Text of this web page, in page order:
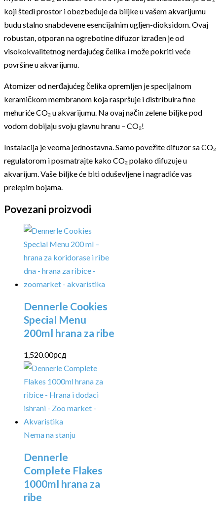
koji štedi prostor i obezbeđuje da biljke u vašem akvarijumu
budu stalno snabdevene esencijalnim ugljen-dioksidom. Ovaj
robustan, otporan na ogrebotine difuzor izrađen je od
visokokvalitetnog nerđajućeg čelika i može pokriti veće
površine u akvarijumu.
Atomizer od nerđajućeg čelika opremljen je specijalnom
keramičkom membranom koja raspršuje i distribuira fine
mehuriće CO₂ u akvarijumu. Na ovaj način zelene biljke pod
vodom dobijaju svoju glavnu hranu – CO₂!
Instalacija je veoma jednostavna. Samo povežite difuzor sa CO₂
regulatorom i posmatrajte kako CO₂ polako difuzuje u
akvarijum. Vaše biljke će biti oduševljene i nagradiće vas
prelepim bojama.
Povezani proizvodi
Dennerle Cookies
Special Menu
200ml hrana za ribe
1,520.00рсд
Nema na stanju
Dennerle
Complete Flakes
1000ml hrana za
ribe